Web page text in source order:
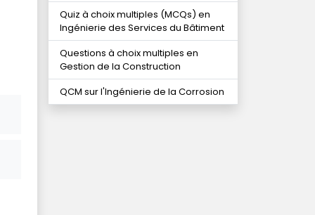
Quiz à choix multiples (MCQs) en
Ingénierie des Services du Bâtiment
Questions à choix multiples en
Gestion de la Construction
QCM sur l'Ingénierie de la Corrosion